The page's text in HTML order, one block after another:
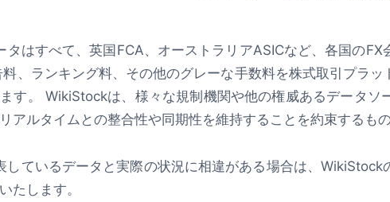
タはすべて、英国FCA、オーストラリアASICなど、各国の
料、ランキング料、その他のグレーな手数料を株式取引プラ
す。 WikiStockは、様々な規制機関や他の権威あるデータソ
アルタイムとの整合性や同期性を維持することを約束するも
しているデータと実際の状況に相違がある場合は、
たします。